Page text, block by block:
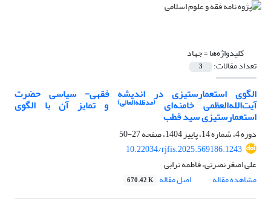
کلیدواژه‌ها =جهاد
تعداد مقالات: 3
الگوی استعمارستیزی در اندیشه فقهی- سیاسی حضرت
آیت‌الله‌العظمی خامنه‌ای(مدظله‌العالی) و تمایز آن با الگوی
استعمارستیزی سید قطب
دوره 4، شماره 14، پاییز 1404، صفحه
27-50
10.22034/rjfis.2025.569186.1243
علی اصغر نصرتی، فاطمه ترابی
مشاهده مقاله
اصل مقاله 670.42 K